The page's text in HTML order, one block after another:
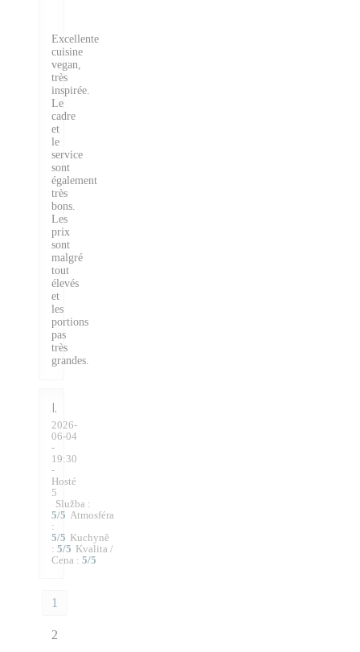
Excellente
cuisine
vegan,
très
inspirée.
Le
cadre
et
le
service
sont
également
très
bons.
Les
prix
sont
malgré
tout
élevés
et
les
portions
pas
très
grandes.
I
2026-
06-04
-
19:30
-
Hosté
5
Služba :
5/5 Atmosféra
:
5/5 Kuchyně
: 5/5 Kvalita /
Cena : 5/5
1
2